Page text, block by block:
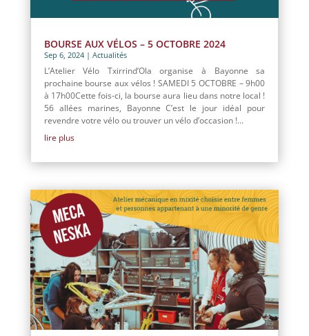
BOURSE AUX VÉLOS – 5 OCTOBRE 2024
Sep 6, 2024| Actualités
L’Atelier Vélo Txirrind’Ola organise à Bayonne sa
prochaine bourse aux vélos ! SAMEDI 5 OCTOBRE – 9h00
à 17h00Cette fois-ci, la bourse aura lieu dans notre local !
56 allées marines, Bayonne C’est le jour idéal pour
revendre votre vélo ou trouver un vélo d’occasion !...
lire plus